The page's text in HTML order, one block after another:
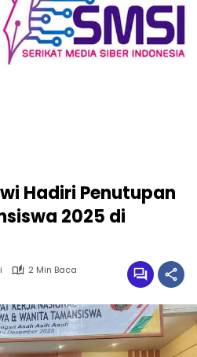
Hadiri Penutupan
2025 di
2 Min Baca